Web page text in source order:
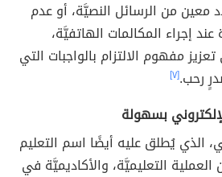
معين من الرسائل النصيَّة، أو عدم
إجراء المكالمات الهاتفيَّة،
مفهوم الالتزام بالواجبات التي
رحب.[٧]
بسهولة
الذي يُطلق عليه أيضًا اسم التعليم
العملية التعليميَّة، والأكاديميَّة في